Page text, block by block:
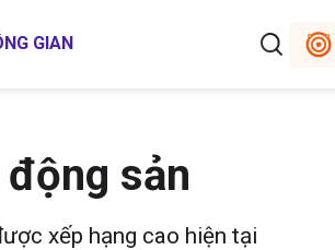
GIAN
sản
xếp hạng cao hiện tại